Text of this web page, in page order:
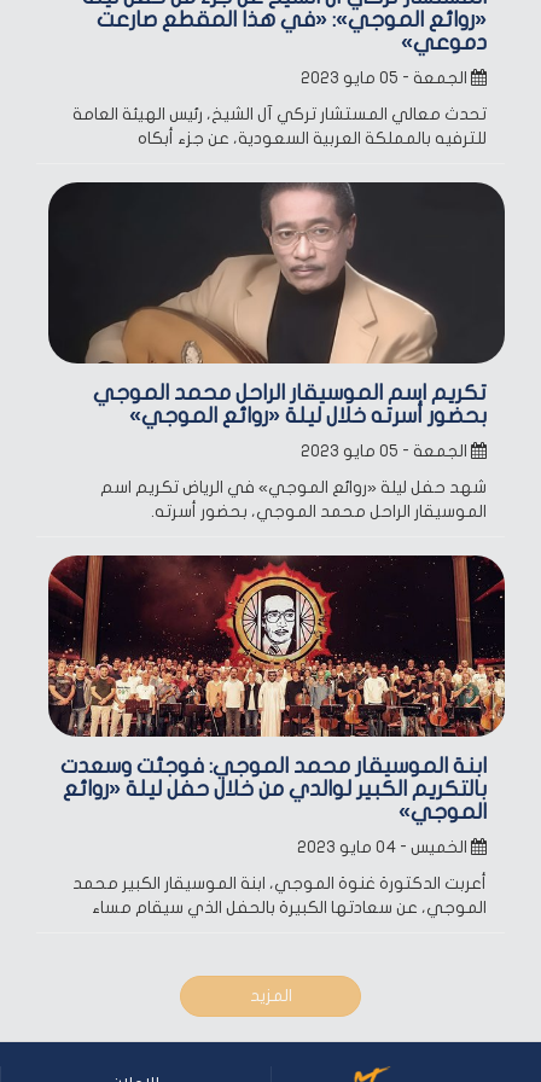
«روائع الموجي»: «في هذا المقطع صارعت
دموعي»
الجمعة - ٠٥ مايو ٢٠٢٣
تحدث معالي المستشار تركي آل الشيخ، رئيس الهيئة العامة
للترفيه بالمملكة العربية السعودية، عن جزء أبكاه
تكريم اسم الموسيقار الراحل محمد الموجي
بحضور أسرته خلال ليلة «روائع الموجي»
الجمعة - ٠٥ مايو ٢٠٢٣
شهد حفل ليلة «روائع الموجي» في الرياض تكريم اسم
الموسيقار الراحل محمد الموجي، بحضور أسرته.
ابنة الموسيقار محمد الموجي: فوجئت وسعدت
بالتكريم الكبير لوالدي من خلال حفل ليلة «روائع
الموجي»
الخميس - ٠٤ مايو ٢٠٢٣
أعربت الدكتورة غنوة الموجي، ابنة الموسيقار الكبير محمد
الموجي، عن سعادتها الكبيرة بالحفل الذي سيقام مساء
المزيد